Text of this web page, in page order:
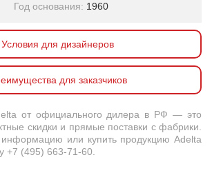
Год основания: 1960
Условия для дизайнеров
для заказчиков
от официального дилера в РФ — это
скидки и прямые поставки с фабрики.
или купить продукцию Adelta
+7 (495) 663-71-60.